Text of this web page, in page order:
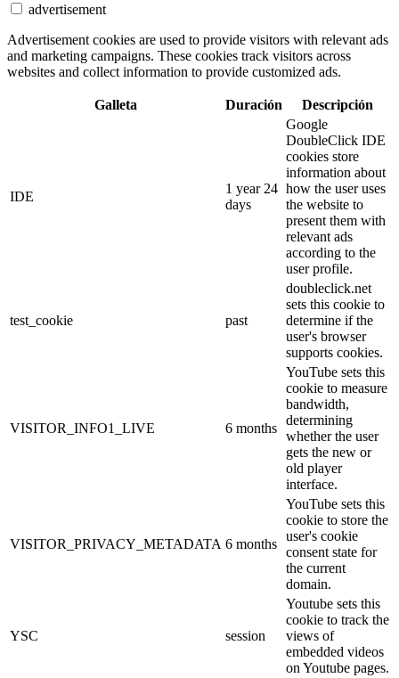
advertisement
Advertisement cookies are used to provide visitors with relevant ads
and marketing campaigns. These cookies track visitors across
websites and collect information to provide customized ads.
Galleta Duración Descripción
IDE
1 year 24
days
Google
DoubleClick IDE
cookies store
information about
how the user uses
the website to
present them with
relevant ads
according to the
user profile.
test_cookie past
doubleclick.net
sets this cookie to
determine if the
user's browser
supports cookies.
VISITOR_INFO1_LIVE 6 months
YouTube sets this
cookie to measure
bandwidth,
determining
whether the user
gets the new or
old player
interface.
VISITOR_PRIVACY_METADATA 6 months
YouTube sets this
cookie to store the
user's cookie
consent state for
the current
domain.
YSC session
Youtube sets this
cookie to track the
views of
embedded videos
on Youtube pages.